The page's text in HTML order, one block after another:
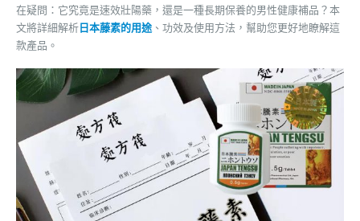
在疑問：它究竟是速效壯陽藥，還是一種長期保養的男性健康補品？本
文將詳細解析日本藤素的用途 、功效及使用方法，幫助您更好地瞭解這
款產品。